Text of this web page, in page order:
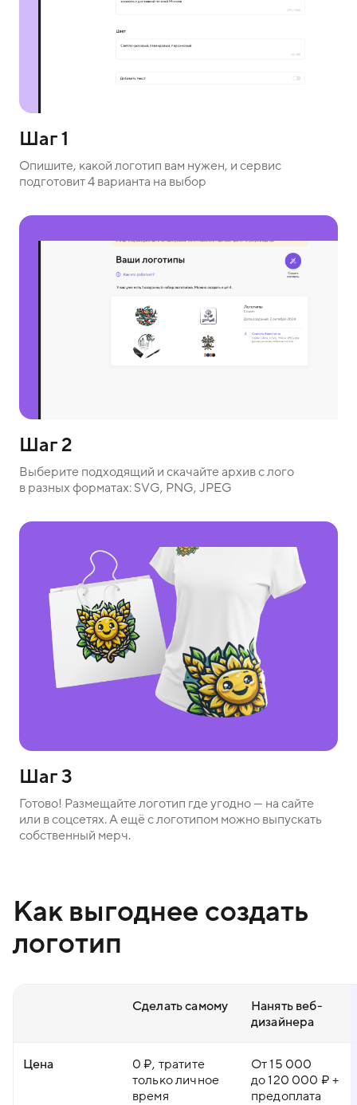
Шаг 1
Опишите, какой логотип вам нужен, и сервис
подготовит 4 варианта на выбор
Шаг 2
Выберите подходящий и скачайте архив с лого
в разных форматах: SVG, PNG, JPEG
Шаг 3
Готово! Размещайте логотип где угодно — на сайте
или в соцсетях. А ещё с логотипом можно выпускать
собственный мерч.
Как выгоднее создать
логотип
Сделать самому
Нанять веб-
дизайнера
Цена
0 ₽, тратите
только личное
время
От 15 000
до 120 000 ₽ +
предоплата